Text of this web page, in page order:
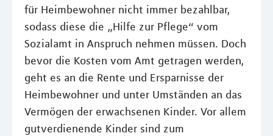
für Heimbewohner nicht immer bezahlbar,
sodass diese die „Hilfe zur Pflege“ vom
Sozialamt in Anspruch nehmen müssen. Doch
bevor die Kosten vom Amt getragen werden,
geht es an die Rente und Ersparnisse der
Heimbewohner und unter Umständen an das
Vermögen der erwachsenen Kinder. Vor allem
gutverdienende Kinder sind zum